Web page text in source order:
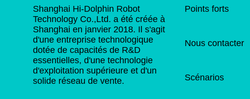
Shanghai Hi-Dolphin Robot
Technology Co.,Ltd. a été créée à
Shanghai en janvier 2018. Il s'agit
d'une entreprise technologique
dotée de capacités de R&D
essentielles, d'une technologie
d'exploitation supérieure et d'un
solide réseau de vente.
Points forts
Nous contacter
Scénarios